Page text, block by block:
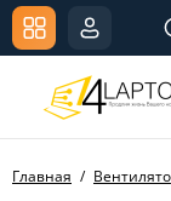
Главная